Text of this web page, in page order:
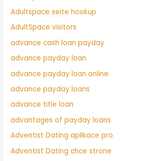
Adultspace seite hookup
AdultSpace visitors
advance cash loan payday
advance payday loan
advance payday loan online
advance payday loans
advance title loan
advantages of payday loans
Adventist Dating aplikace pro
Adventist Dating chce strone